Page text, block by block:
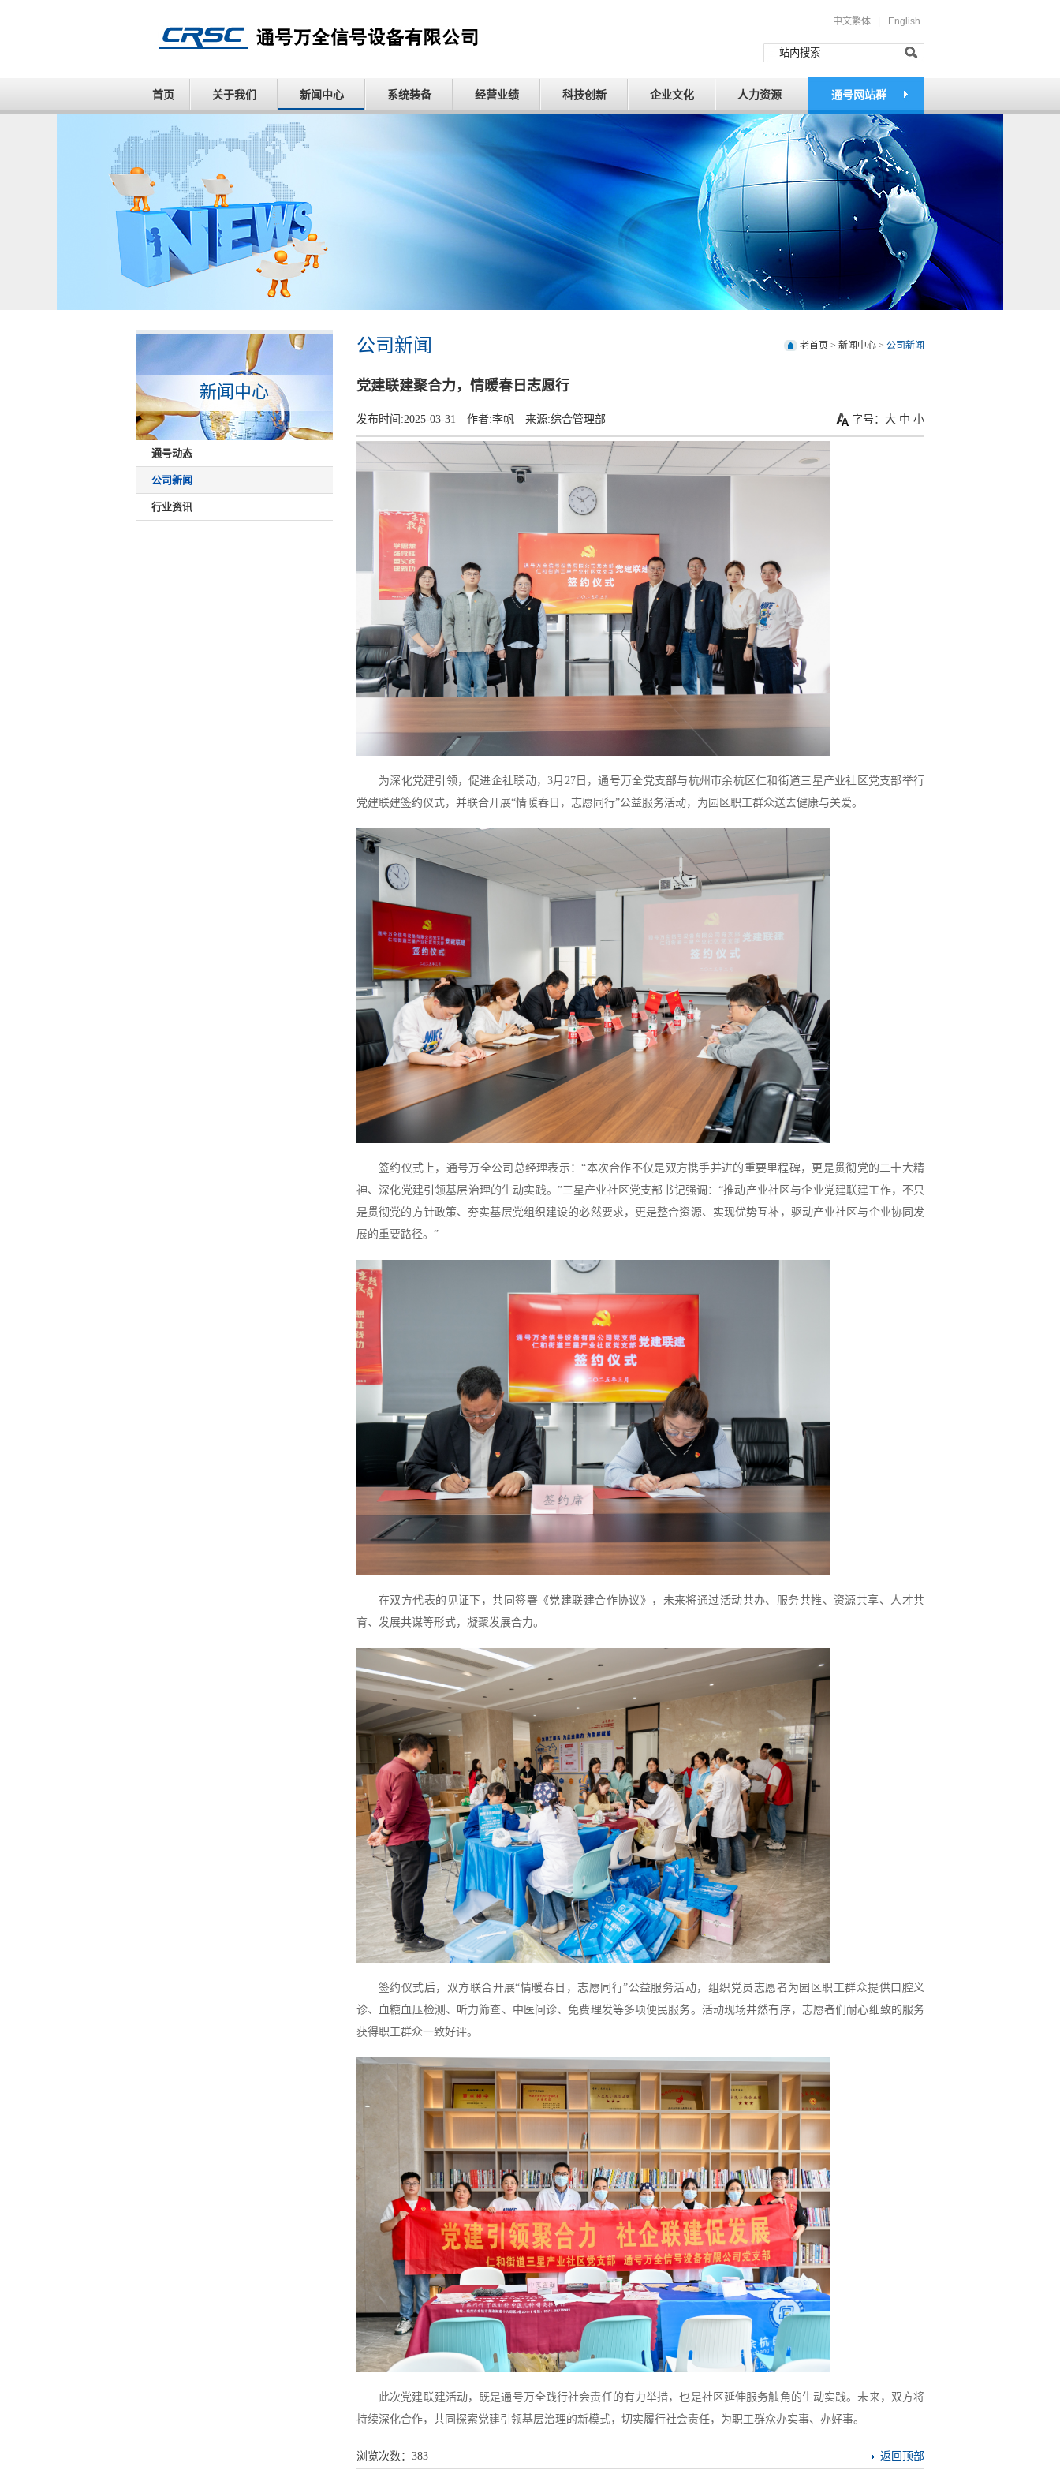
中文繁体 | English
首页 关于我们 新闻中心 系统装备 经营业绩 科技创新 企业文化 人力资源 通号网站群
新闻中心
通号动态
公司新闻
行业资讯
老首页 > 新闻中心 > 公司新闻
公司新闻
党建联建聚合力，情暖春日志愿行
发布时间:2025-03-31 作者:李帆 来源:综合管理部 字号： 大 中 小
为深化党建引领，促进企社联动，3月27日，通号万全党支部与杭州市余杭区仁和街道三星产业社区党支部举行
党建联建签约仪式，并联合开展“情暖春日，志愿同行”公益服务活动，为园区职工群众送去健康与关爱。
签约仪式上，通号万全公司总经理表示：“本次合作不仅是双方携手并进的重要里程碑，更是贯彻党的二十大精
神、深化党建引领基层治理的生动实践。”三星产业社区党支部书记强调：“推动产业社区与企业党建联建工作，不只
是贯彻党的方针政策、夯实基层党组织建设的必然要求，更是整合资源、实现优势互补，驱动产业社区与企业协同发
展的重要路径。”
在双方代表的见证下，共同签署《党建联建合作协议》，未来将通过活动共办、服务共推、资源共享、人才共
育、发展共谋等形式，凝聚发展合力。
签约仪式后，双方联合开展“情暖春日，志愿同行”公益服务活动，组织党员志愿者为园区职工群众提供口腔义
诊、血糖血压检测、听力筛查、中医问诊、免费理发等多项便民服务。活动现场井然有序，志愿者们耐心细致的服务
获得职工群众一致好评。
此次党建联建活动，既是通号万全践行社会责任的有力举措，也是社区延伸服务触角的生动实践。未来，双方将
持续深化合作，共同探索党建引领基层治理的新模式，切实履行社会责任，为职工群众办实事、办好事。
浏览次数： 383 返回顶部